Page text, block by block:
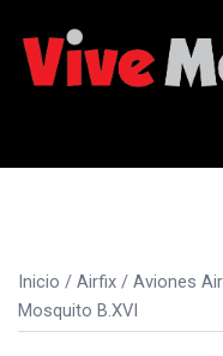
contenido
Inicio / Airfix / Aviones
Mosquito B.XVI